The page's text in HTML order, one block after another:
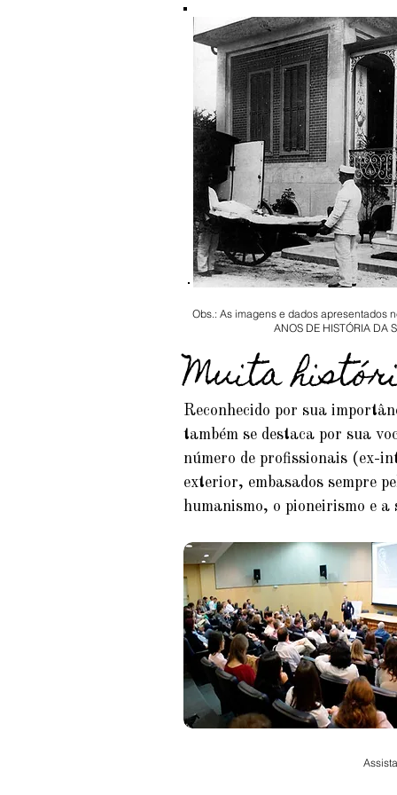
Obs.: As imagens e dados apresentados
ANOS DE HISTÓRIA DA
Muita
Reconhecido por sua
também se destaca por sua
número de profissionais (ex-
exterior, embasados sempre
humanismo, o pioneirismo e a